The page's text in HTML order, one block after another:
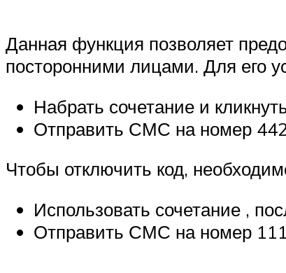
Данная функция позволяет
посторонними лицами. Для его
Набрать сочетание и
Отправить СМС на номер
Чтобы отключить код,
Использовать сочетание ,
Отправить СМС на номер